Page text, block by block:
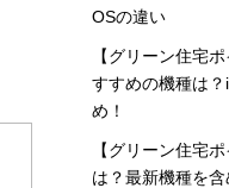
OSの違い
【グリーン住宅
すすめの機種は
め！
【グリーン住宅
は？最新機種を